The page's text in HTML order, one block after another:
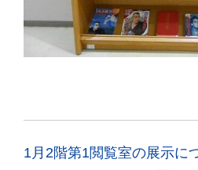
1月2階第1閲覧室の展示に